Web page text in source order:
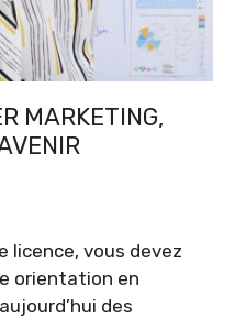
MARKETING,
licence, vous devez
orientation en
des